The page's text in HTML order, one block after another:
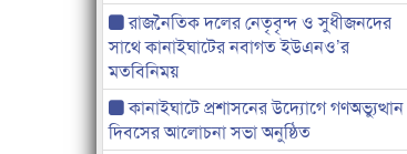
রাজনৈতিক দলের নেতৃবৃন্দ ও সুধীজনদের
সাথে কানাইঘাটের নবাগত ইউএনও’র
মতবিনিময়
কানাইঘাটে প্রশাসনের উদ্যোগে গণঅভ্যুত্থান
দিবসের আলোচনা সভা অনুষ্ঠিত